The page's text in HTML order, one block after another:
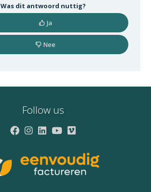
Was dit antwoord nuttig?
Ja
Nee
Follow us